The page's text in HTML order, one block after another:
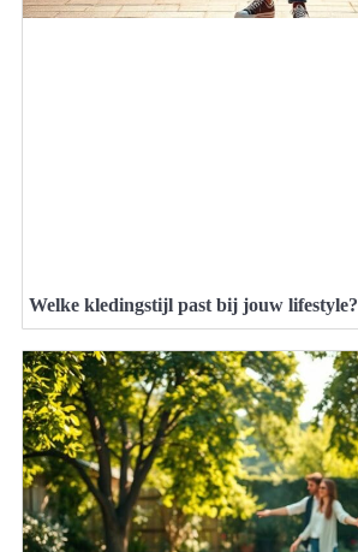
Welke kledingstijl past bij jouw lifestyle?